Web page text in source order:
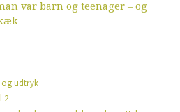
var barn og teenager – og
og udtryk
2